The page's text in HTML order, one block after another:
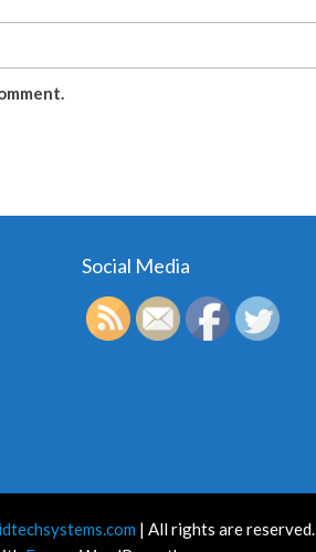
Social Media
| All rights are reserved.